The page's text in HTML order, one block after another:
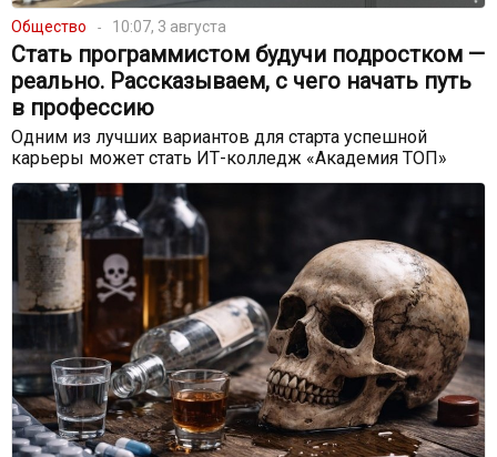
Общество 10:07, 3 августа
Стать программистом будучи подростком —
реально. Рассказываем, с чего начать путь
в профессию
Одним из лучших вариантов для старта успешной
карьеры может стать ИТ-колледж «Академия ТОП»